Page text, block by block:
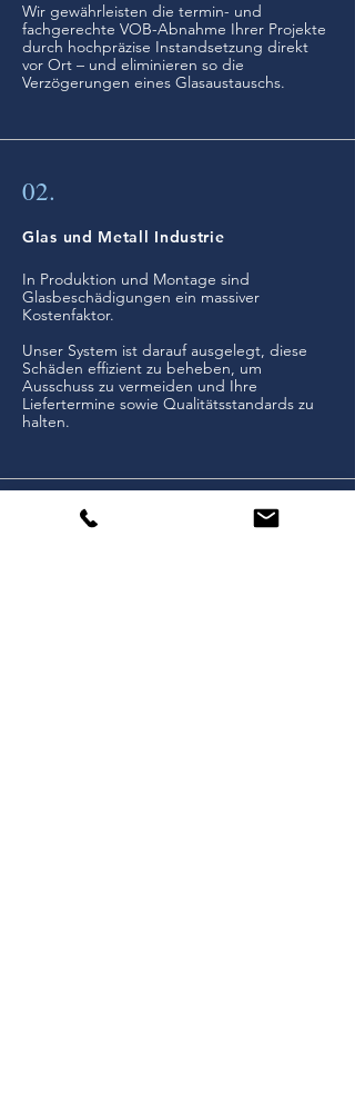
Wir gewährleisten die termin- und
fachgerechte VOB-Abnahme Ihrer Projekte
durch hochpräzise Instandsetzung direkt
vor Ort – und eliminieren so die
Verzögerungen eines Glasaustauschs.
02.
Glas und Metall Industrie
In Produktion und Montage sind
Glasbeschädigungen ein massiver
Kostenfaktor.
Unser System ist darauf ausgelegt, diese
Schäden effizient zu beheben, um
Ausschuss zu vermeiden und Ihre
Liefertermine sowie Qualitätsstandards zu
halten.